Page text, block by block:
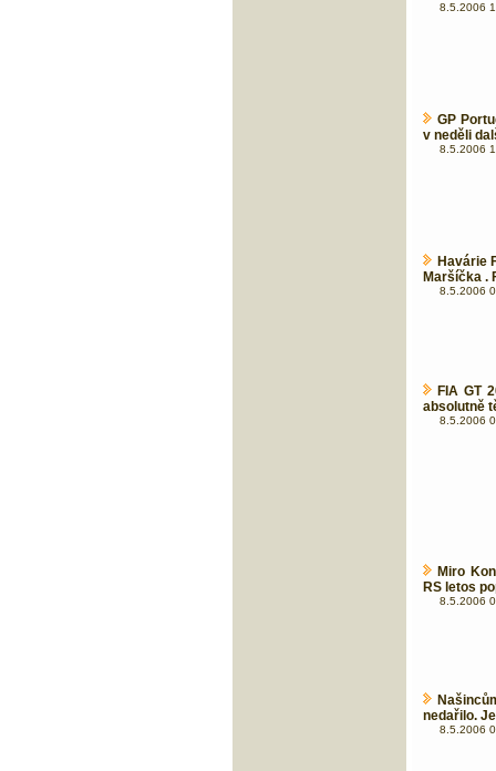
8.5.2006
GP
v neděli
8.5.2006
Havárie
Maršíčka .
8.5.2006
FIA GT
absolutně
8.5.2006
Miro
RS letos
8.5.2006
nedařilo.
8.5.2006